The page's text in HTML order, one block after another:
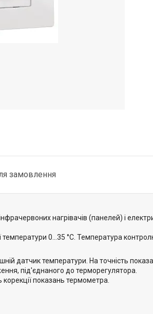
замовлення
нагрівачів (панелей) і
0...35 °C. Температура
датчик температури. На точність
під'єднаного до терморегулятора.
показань термометра.